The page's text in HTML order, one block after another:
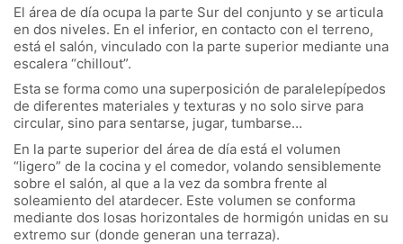
El área de día ocupa la parte Sur del conjunto y se articula
en dos niveles. En el inferior, en contacto con el terreno,
está el salón, vinculado con la parte superior mediante una
escalera “chillout”.
Esta se forma como una superposición de paralelepípedos
de diferentes materiales y texturas y no solo sirve para
circular, sino para sentarse, jugar, tumbarse…
En la parte superior del área de día está el volumen
“ligero” de la cocina y el comedor, volando sensiblemente
sobre el salón, al que a la vez da sombra frente al
soleamiento del atardecer. Este volumen se conforma
mediante dos losas horizontales de hormigón unidas en su
extremo sur (donde generan una terraza).